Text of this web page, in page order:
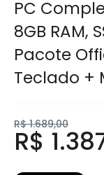
PC
8GB RAM,
Pacote
Teclado +
R$ 1.689,00
R$